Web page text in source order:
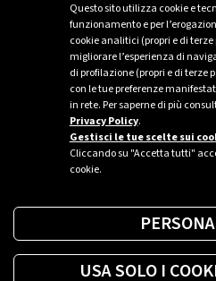
Questo sito utilizza cookie e
funzionamento e per
cookie analitici (propri e di
migliorare l’esperienza di
di profilazione (propri e di
con le tue preferenze
in rete. Per saperne di più
Privacy Policy.
Gestisci le tue scelte sui
Cliccando su "Accetta tutti"
cookie.
USA SOLO I
Per favore riprova piú tardi
Sei
Trova la soluzione
Richiedi una